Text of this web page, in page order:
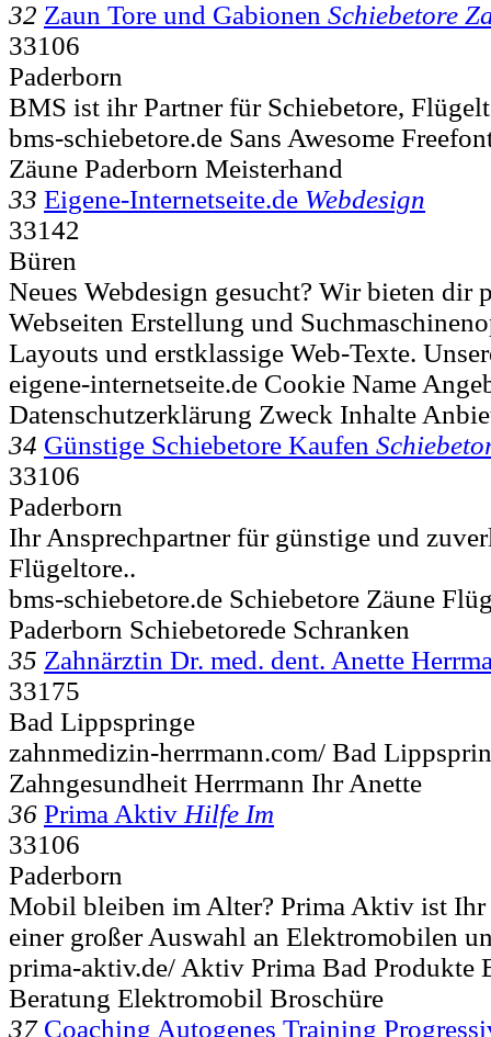
32 Zaun Tore und Gabionen Schiebetore
33106
Paderborn
BMS ist ihr Partner für Schiebetore,
bms-schiebetore.de Sans Awesome
Zäune Paderborn Meisterhand
33 Eigene-Internetseite.de Webdesign
33142
Büren
Neues Webdesign gesucht? Wir bieten dir
Webseiten Erstellung und
Layouts und erstklassige Web-Texte.
eigene-internetseite.de Cookie Name
Datenschutzerklärung Zweck Inhalte
34 Günstige Schiebetore Kaufen
33106
Paderborn
Ihr Ansprechpartner für günstige und
Flügeltore..
bms-schiebetore.de Schiebetore Zäune
Paderborn Schiebetorede Schranken
35 Zahnärztin Dr. med. dent. Anette
33175
Bad Lippspringe
zahnmedizin-herrmann.com/ Bad
Zahngesundheit Herrmann Ihr Anette
36 Prima Aktiv Hilfe Im
33106
Paderborn
Mobil bleiben im Alter? Prima Aktiv ist Ihr
einer großer Auswahl an Elektromobilen
prima-aktiv.de/ Aktiv Prima Bad Produkte
Beratung Elektromobil Broschüre
37 Coaching Autogenes Training